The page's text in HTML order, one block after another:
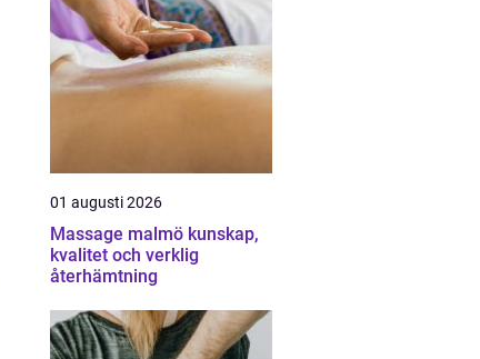
01 augusti 2026
Massage malmö kunskap,
kvalitet och verklig
återhämtning